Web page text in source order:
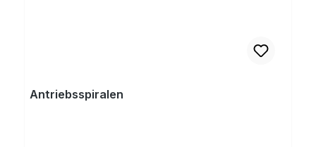
Antriebsspiralen